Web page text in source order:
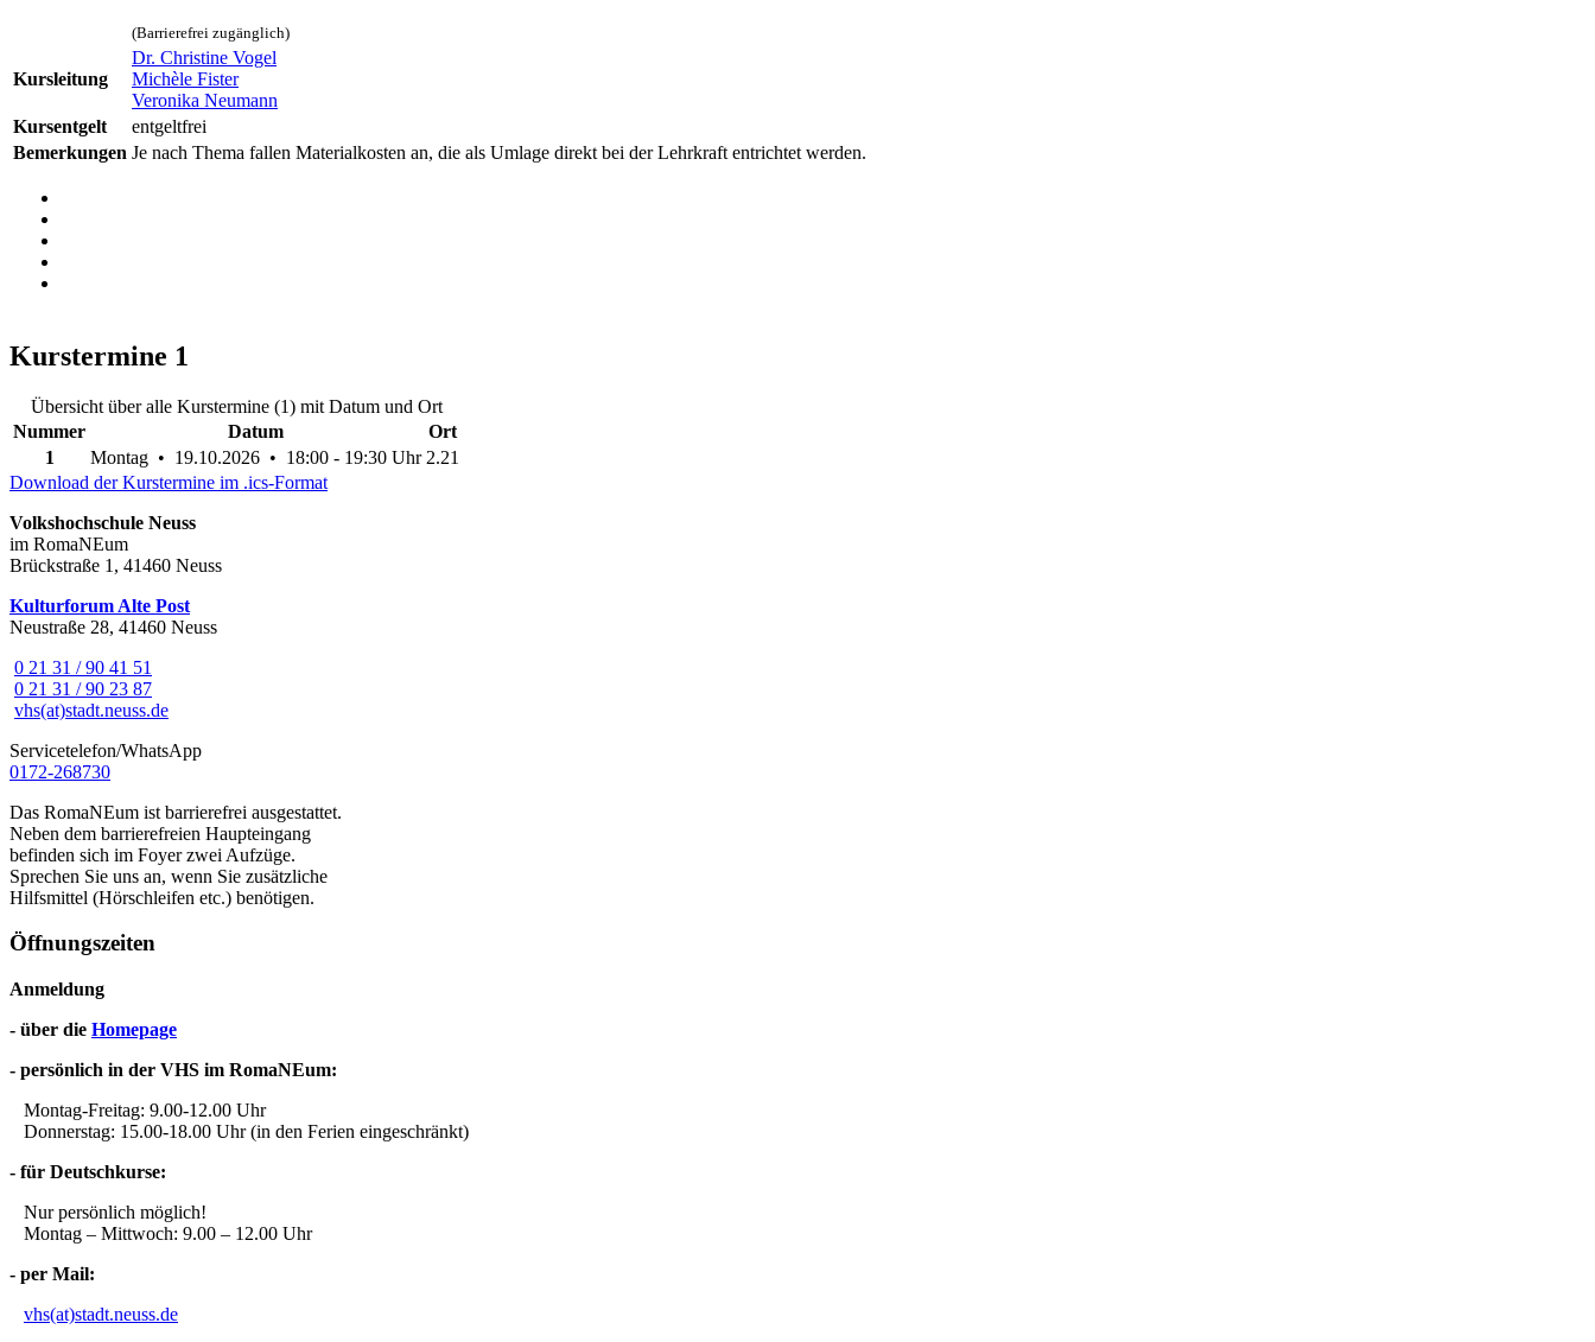
(Barrierefrei zugänglich)
Kursleitung
Dr. Christine Vogel
Michèle Fister
Veronika Neumann
Kursentgelt
entgeltfrei
Bemerkungen Je nach Thema fallen Materialkosten an, die als Umlage direkt bei der Lehrkraft entrichtet werden.
Kurstermine 1
Übersicht über alle Kurstermine (1) mit Datum und Ort
Nummer
Datum
Ort
1
Montag • 19.10.2026 • 18:00 - 19:30 Uhr 2.21
Download der Kurstermine im .ics-Format
Volkshochschule Neuss
im RomaNEum
Brückstraße 1, 41460 Neuss
Kulturforum Alte Post
Neustraße 28, 41460 Neuss
0 21 31 / 90 41 51
0 21 31 / 90 23 87
vhs(at)stadt.neuss.de
Servicetelefon/WhatsApp
0172-268730
Das RomaNEum ist barrierefrei ausgestattet.
Neben dem barrierefreien Haupteingang
befinden sich im Foyer zwei Aufzüge.
Sprechen Sie uns an, wenn Sie zusätzliche
Hilfsmittel (Hörschleifen etc.) benötigen.
Öffnungszeiten
Anmeldung
- über die Homepage
- persönlich in der VHS im RomaNEum:
Montag-Freitag: 9.00-12.00 Uhr
Donnerstag: 15.00-18.00 Uhr (in den Ferien eingeschränkt)
- für Deutschkurse:
Nur persönlich möglich!
Montag – Mittwoch: 9.00 – 12.00 Uhr
- per Mail:
vhs(at)stadt.neuss.de